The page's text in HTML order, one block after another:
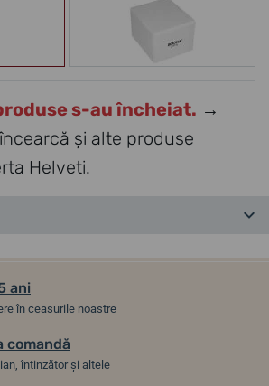
s-au încheiat. →
și alte produse
Helveti.
ani
în ceasurile noastre
comandă
întinzător și altele